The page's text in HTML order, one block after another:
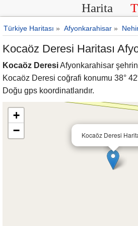
Harita
Türkiye Haritası » Afyonkarahisar »
Kocaöz Deresi Haritası
Kocaöz DeresiAfyonkarahisar
Kocaöz Deresi coğrafi konumu 38°
Doğu gps koordinatlarıdır.
Kocaöz Deresi
+
−